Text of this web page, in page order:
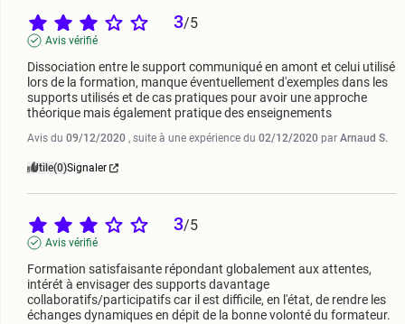
3/5
Avis vérifié
Dissociation entre le support communiqué en amont et celui utilisé
lors de la formation, manque éventuellement d'exemples dans les
supports utilisés et de cas pratiques pour avoir une approche
théorique mais également pratique des enseignements
Avis du 09/12/2020 , suite à une expérience du 02/12/2020 par Arnaud S.
Utile(0)Signaler
3/5
Avis vérifié
Formation satisfaisante répondant globalement aux attentes,
intérét à envisager des supports davantage
collaboratifs/participatifs car il est difficile, en l'état, de rendre les
échanges dynamiques en dépit de la bonne volonté du formateur.